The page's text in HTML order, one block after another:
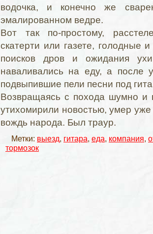
водочка, и конечно же
эмалированном ведре.
Вот так по-простому,
скатерти или газете, голодные
поисков дров и ожидания
наваливались на еду, а после
подвыпившие пели песни под
Возвращаясь с похода шумно и
утихомирили новостью, умер
вождь народа. Был траур.
Метки: выезд, гитара, еда, компания,
тормозок